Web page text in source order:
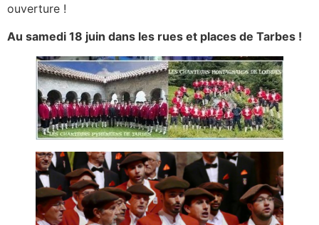
ouverture !
Au samedi 18 juin dans les rues et places de Tarbes !